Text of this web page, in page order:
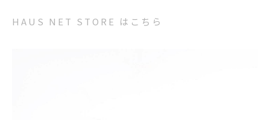
HAUS NET STORE はこちら